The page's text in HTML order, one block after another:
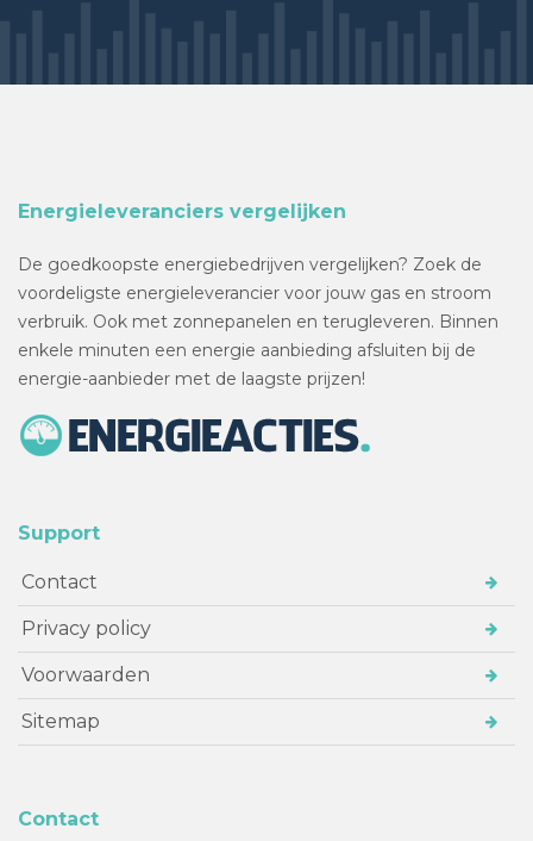
Energieleveranciers vergelijken
De goedkoopste energiebedrijven vergelijken? Zoek de
voordeligste energieleverancier voor jouw gas en stroom
verbruik. Ook met zonnepanelen en terugleveren. Binnen
enkele minuten een energie aanbieding afsluiten bij de
energie-aanbieder met de laagste prijzen!
Support
Contact
Privacy policy
Voorwaarden
Sitemap
Contact